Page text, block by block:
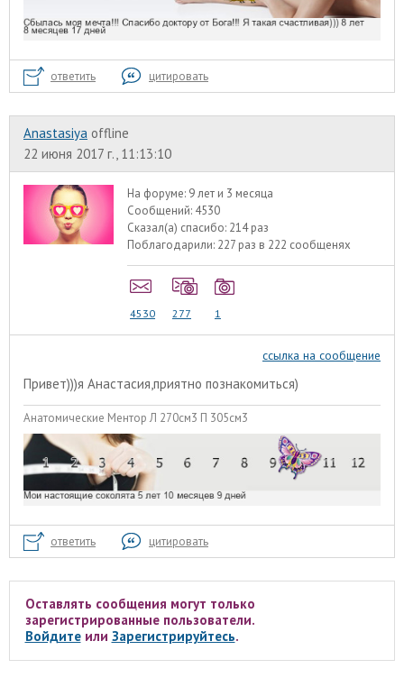
ответить цитировать
Anastasiya offline
22 июня 2017 г., 11:13:10
На форуме: 9 лет и 3 месяца
Сообщений: 4530
Сказал(а) спасибо: 214 раз
Поблагодарили: 227 раз в 222 сообщенях
4530 277 1
ссылка на сообщение
Привет)))я Анастасия,приятно познакомиться)
Анатомические Ментор Л 270см3 П 305см3
ответить цитировать
Оставлять сообщения могут только
зарегистрированные пользователи.
Войдитеили Зарегистрируйтесь.